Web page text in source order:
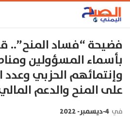
فضيحة “فساد المنح”..
بأسماء المسؤولين
وإنتمائهم الحزبي وعدد
على المنح والدعم
في 4-ديسمبر- 2022